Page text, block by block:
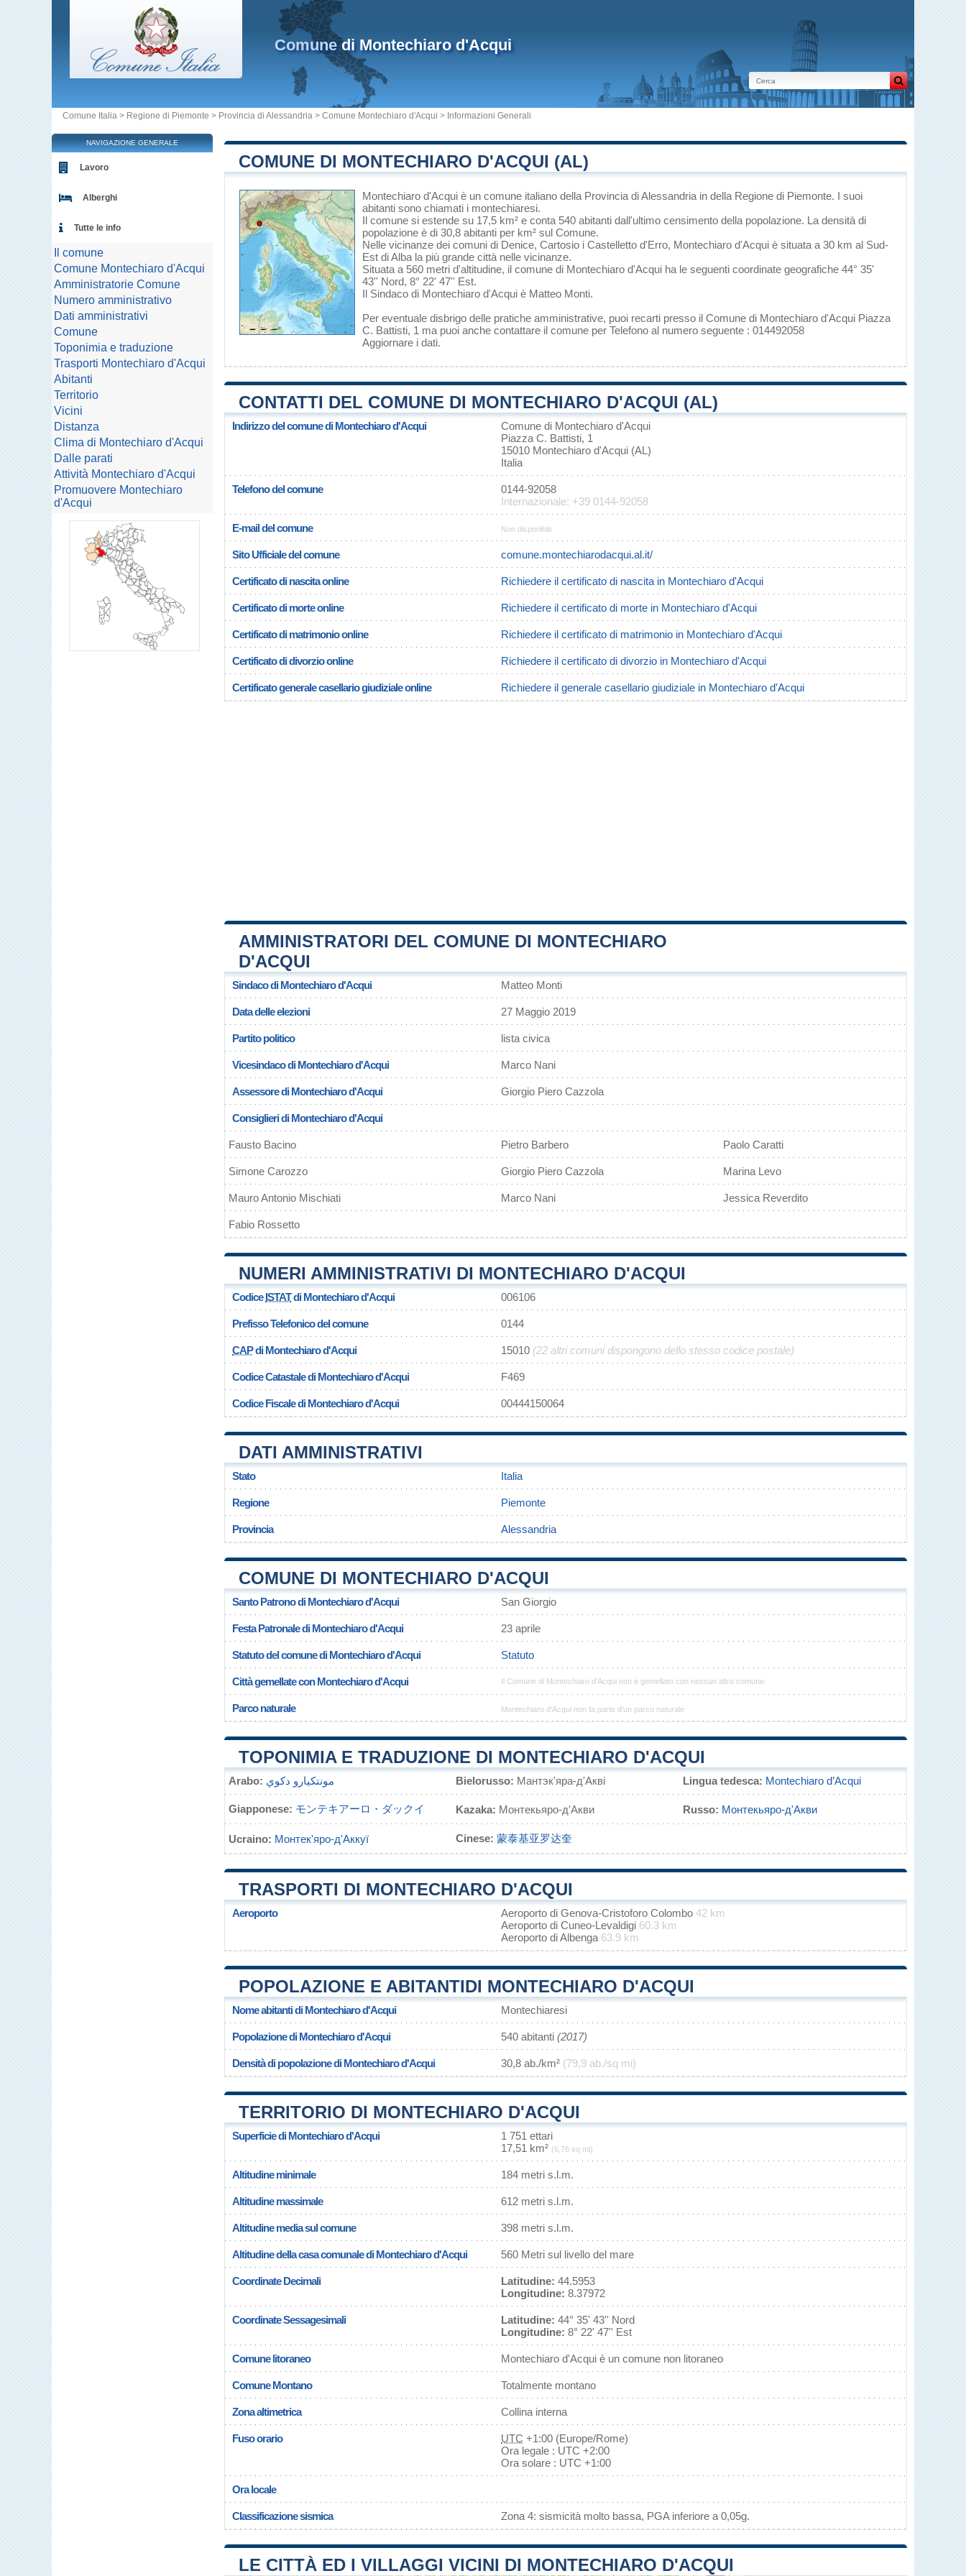
Comunedi Montechiaro d'Acqui
Comune Italia > Regione di Piemonte > Provincia di Alessandria > Comune Montechiaro d'Acqui > Informazioni Generali
COMUNE DI MONTECHIARO D'ACQUI (AL)
Montechiaro d'Acqui è un comune italiano della Provincia di Alessandria in della Regione di Piemonte. I suoi
abitanti sono chiamati i montechiaresi.
Il comune si estende su 17,5 km² e conta 540 abitanti dall'ultimo censimento della popolazione. La densità di
popolazione è di 30,8 abitanti per km² sul Comune.
Nelle vicinanze dei comuni di Denice, Cartosio i Castelletto d'Erro, Montechiaro d'Acqui è situata a 30 km al Sud-
Est diAlba la più grande città nelle vicinanze.
Situata a 560 metri d'altitudine, il comune di Montechiaro d'Acqui ha le seguenti coordinate geografiche 44° 35'
43'' Nord, 8° 22' 47'' Est.
Il Sindaco di Montechiaro d'Acqui è Matteo Monti.
Per eventuale disbrigo delle pratiche amministrative, puoi recarti presso il Comune di Montechiaro d'Acqui Piazza
C. Battisti, 1 ma puoi anche contattare il comune per Telefono al numero seguente : 014492058
Aggiornare i dati.
CONTATTI DEL COMUNE DI MONTECHIARO D'ACQUI (AL)
Indirizzo del comune di Montechiaro d'Acqui
Comune di Montechiaro d'Acqui
Piazza C. Battisti, 1
15010 Montechiaro d'Acqui (AL)
Italia
Telefono del comune
0144-92058
Internazionale: +39 0144-92058
E-mail del comune Non disponible
Sito Ufficiale del comune comune.montechiarodacqui.al.it/
Certificato di nascita online Richiedere il certificato di nascita in Montechiaro d'Acqui
Certificato di morte online Richiedere il certificato di morte in Montechiaro d'Acqui
Certificato di matrimonio online Richiedere il certificato di matrimonio in Montechiaro d'Acqui
Certificato di divorzio online Richiedere il certificato di divorzio in Montechiaro d'Acqui
Certificato generale casellario giudiziale online Richiedere il generale casellario giudiziale in Montechiaro d'Acqui
AMMINISTRATORI DEL COMUNE DI MONTECHIARO
D'ACQUI
Sindaco di Montechiaro d'Acqui Matteo Monti
Data delle elezioni 27 Maggio 2019
Partito politico lista civica
Vicesindaco di Montechiaro d'Acqui Marco Nani
Assessore di Montechiaro d'Acqui Giorgio Piero Cazzola
Consiglieri di Montechiaro d'Acqui
Fausto Bacino Pietro Barbero Paolo Caratti
Simone Carozzo Giorgio Piero Cazzola Marina Levo
Mauro Antonio Mischiati Marco Nani Jessica Reverdito
Fabio Rossetto
NUMERI AMMINISTRATIVI DI MONTECHIARO D'ACQUI
CodiceISTATdi Montechiaro d'Acqui 006106
Prefisso Telefonico del comune 0144
CAPdi Montechiaro d'Acqui 15010 (22 altri comuni dispongono dello stesso codice postale)
Codice Catastale di Montechiaro d'Acqui F469
Codice Fiscale di Montechiaro d'Acqui 00444150064
DATI AMMINISTRATIVI
Stato Italia
Regione Piemonte
Provincia Alessandria
COMUNE DI MONTECHIARO D'ACQUI
Santo Patrono di Montechiaro d'Acqui San Giorgio
Festa Patronale di Montechiaro d'Acqui 23 aprile
Statuto del comune di Montechiaro d'Acqui Statuto
Città gemellate con Montechiaro d'Acqui Il Comune di Montechiaro d'Acqui non è gemellato con nessun altro comune.
Parco naturale Montechiaro d'Acqui non fa parte d'un parco naturale
TOPONIMIA E TRADUZIONE DI MONTECHIARO D'ACQUI
Arabo: مونتكيارو دكوي Bielorusso: Мантэк'яра-д'Акві Lingua tedesca: Montechiaro d’Acqui
Giapponese: モンテキアーロ・ダックイ Kazaka: Монтекьяро-д'Акви Russo: Монтекьяро-д'Акви
Ucraino: Монтек'яро-д'Аккуї Cinese: 蒙泰基亚罗达奎
TRASPORTI DI MONTECHIARO D'ACQUI
Aeroporto Aeroporto di Genova-Cristoforo Colombo 42 km
Aeroporto di Cuneo-Levaldigi 60.3 km
Aeroporto di Albenga 63.9 km
POPOLAZIONE E ABITANTIDI MONTECHIARO D'ACQUI
Nome abitanti di Montechiaro d'Acqui Montechiaresi
Popolazione di Montechiaro d'Acqui 540 abitanti (2017)
Densità di popolazione di Montechiaro d'Acqui 30,8 ab./km² (79,9 ab./sq mi)
TERRITORIO DI MONTECHIARO D'ACQUI
Superficie di Montechiaro d'Acqui
1 751 ettari
17,51 km² (6,76 sq mi)
Altitudine minimale 184 metri s.l.m.
Altitudine massimale 612 metri s.l.m.
Altitudine media sul comune 398 metri s.l.m.
Altitudine della casa comunale di Montechiaro d'Acqui 560 Metri sul livello del mare
Coordinate Decimali Latitudine: 44.5953
Longitudine: 8.37972
Coordinate Sessagesimali Latitudine: 44° 35' 43'' Nord
Longitudine: 8° 22' 47'' Est
Comune litoraneo Montechiaro d'Acqui è un comune non litoraneo
Comune Montano Totalmente montano
Zona altimetrica Collina interna
Fuso orario UTC +1:00 (Europe/Rome)
Ora legale : UTC +2:00
Ora solare : UTC +1:00
Ora locale
Classificazione sismica Zona 4: sismicità molto bassa, PGA inferiore a 0,05g.
LE CITTÀ ED I VILLAGGI VICINI DI MONTECHIARO D'ACQUI
NAVIGAZIONE GENERALE
Lavoro
Alberghi
Tutte le info
Il comune
Comune Montechiaro d'Acqui
Amministratorie Comune
Numero amministrativo
Dati amministrativi
Comune
Toponimia e traduzione
Trasporti Montechiaro d'Acqui
Abitanti
Territorio
Vicini
Distanza
Clima di Montechiaro d'Acqui
Dalle parati
Attività Montechiaro d'Acqui
Promuovere Montechiaro
d'Acqui